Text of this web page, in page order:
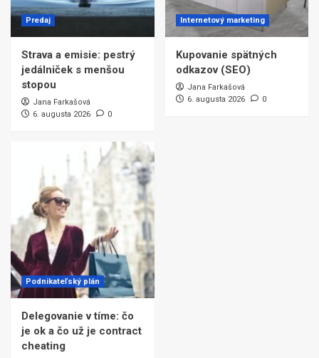
Predaj
Strava a emisie: pestrý
jedálniček s menšou
stopou
Jana Farkašová
6. augusta 2026
0
Internetový marketing
Kupovanie spätných
odkazov (SEO)
Jana Farkašová
6. augusta 2026
0
Podnikateľský plán
Delegovanie v tíme: čo
je ok a čo už je contract
cheating